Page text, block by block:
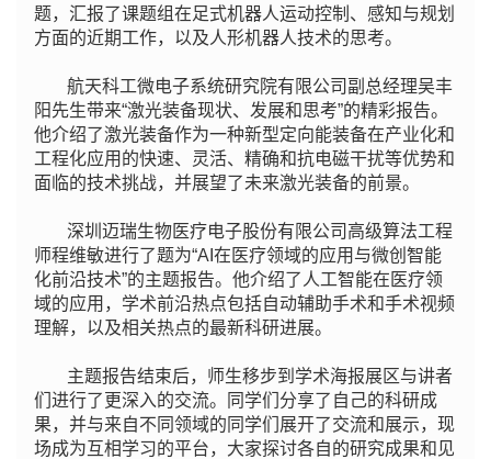
题，汇报了课题组在足式机器人运动控制、感知与规划
方面的近期工作，以及人形机器人技术的思考。
航天科工微电子系统研究院有限公司副总经理吴丰
阳先生带来“激光装备现状、发展和思考”的精彩报告。
他介绍了激光装备作为一种新型定向能装备在产业化和
工程化应用的快速、灵活、精确和抗电磁干扰等优势和
面临的技术挑战，并展望了未来激光装备的前景。
深圳迈瑞生物医疗电子股份有限公司高级算法工程
师程维敏进行了题为“AI在医疗领域的应用与微创智能
化前沿技术”的主题报告。他介绍了人工智能在医疗领
域的应用，学术前沿热点包括自动辅助手术和手术视频
理解，以及相关热点的最新科研进展。
主题报告结束后，师生移步到学术海报展区与讲者
们进行了更深入的交流。同学们分享了自己的科研成
果，并与来自不同领域的同学们展开了交流和展示，现
场成为互相学习的平台，大家探讨各自的研究成果和见